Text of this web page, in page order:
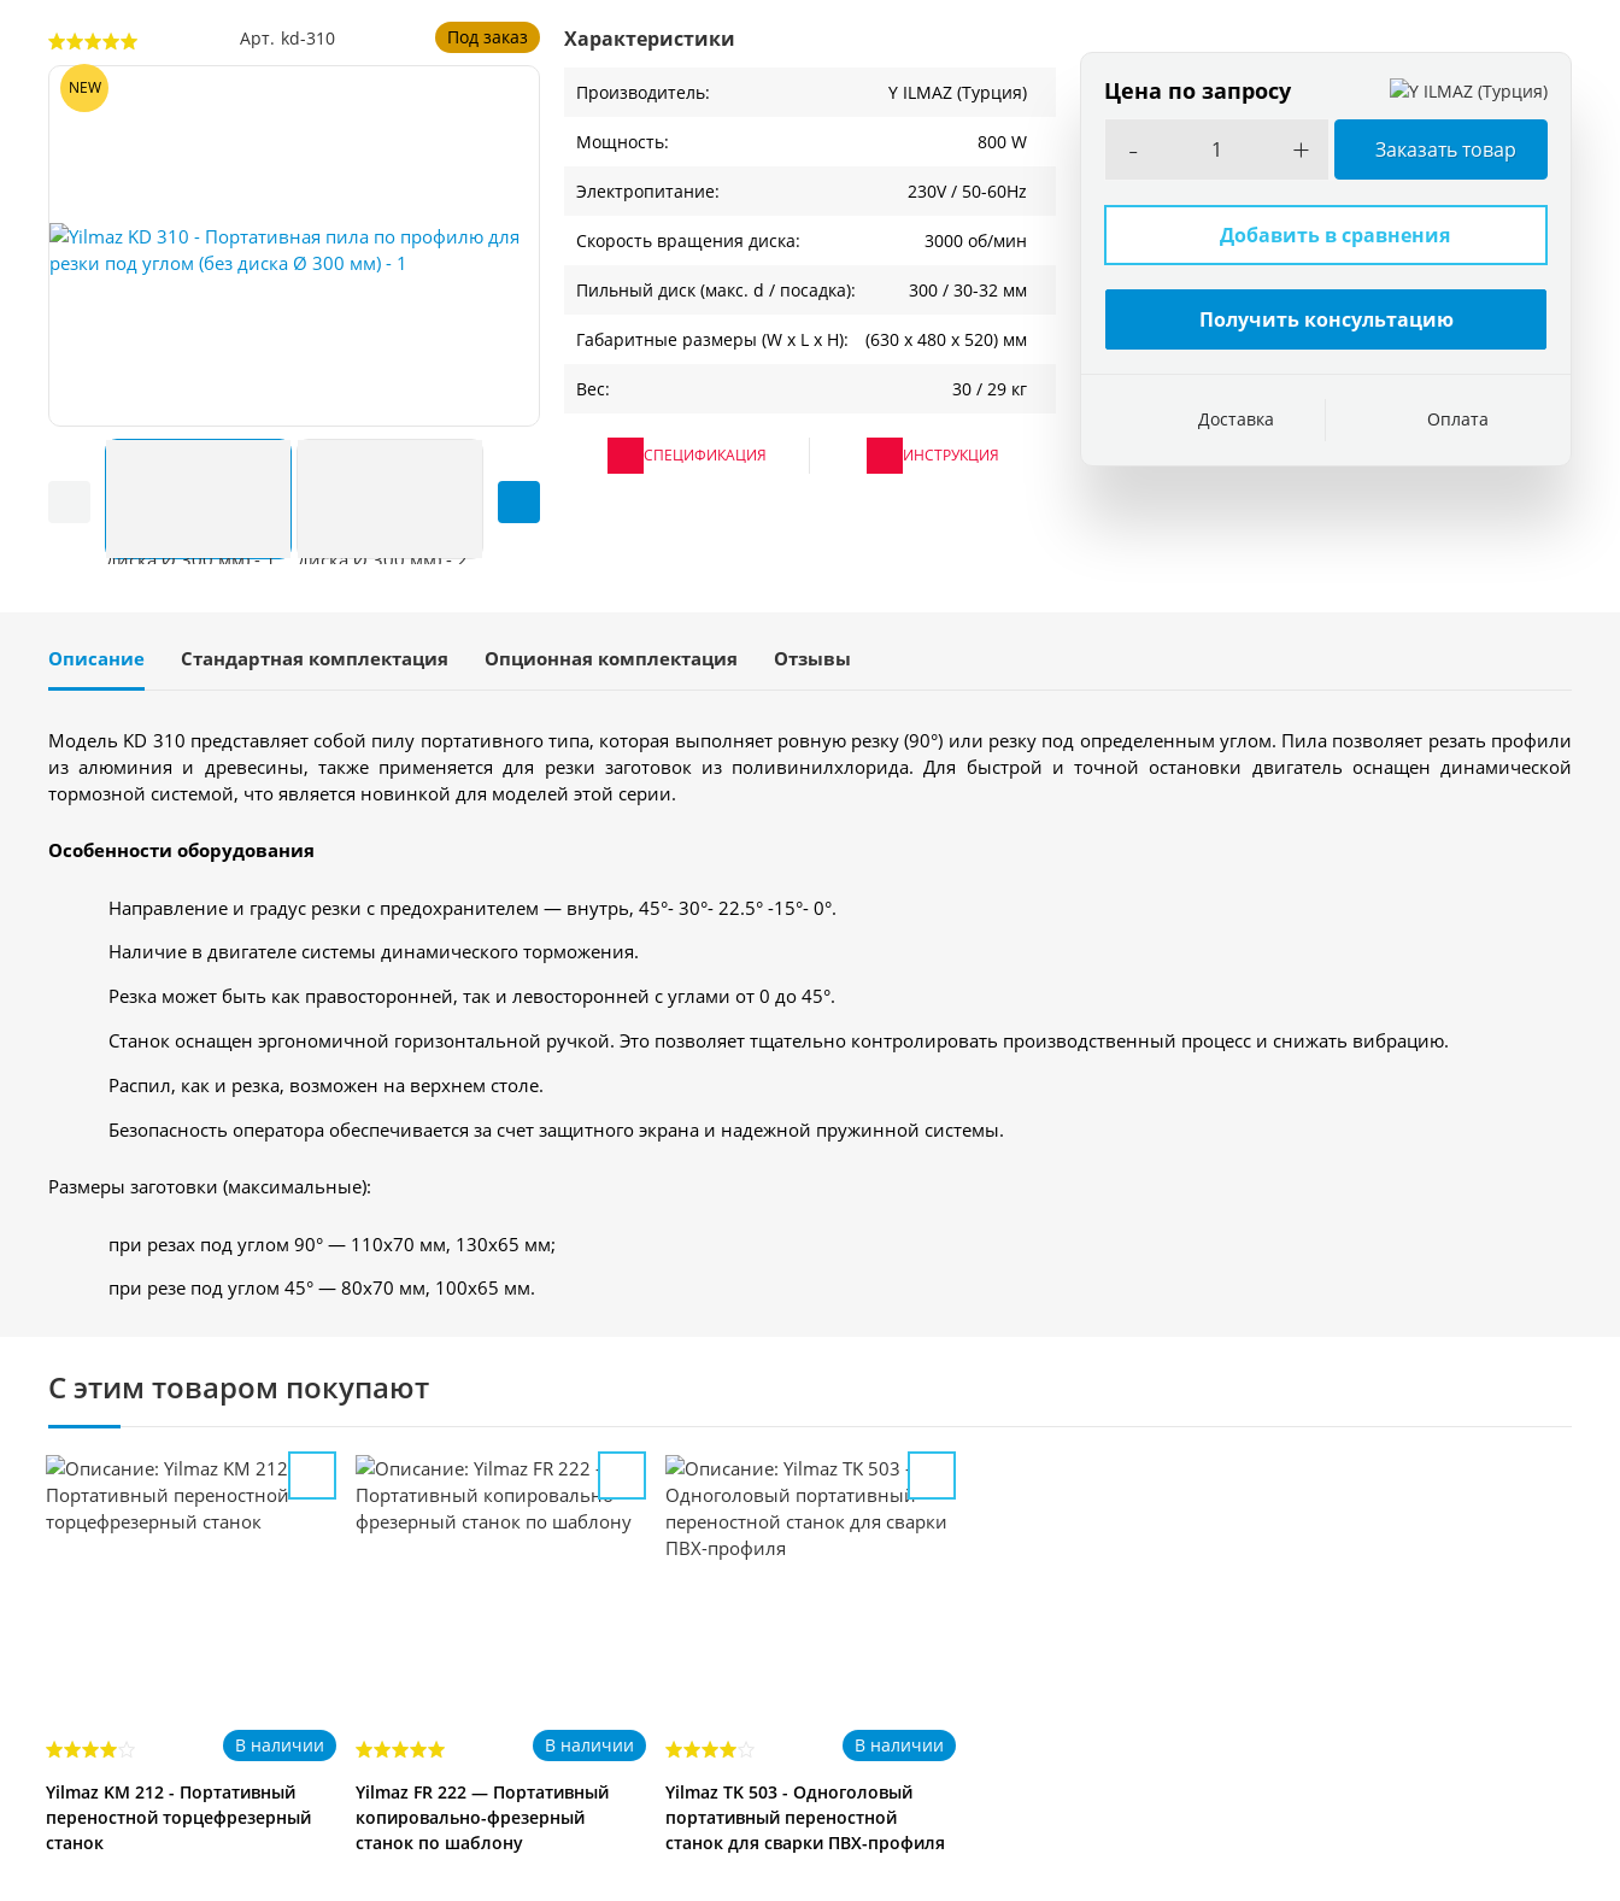
Арт. kd-310 Под заказ
NEW
Характеристики
Производитель: Y ILMAZ (Турция)
Мощность: 800 W
Электропитание: 230V / 50-60Hz
Скорость вращения диска: 3000 об/мин
Пильный диск (макс. d / посадка): 300 / 30-32 мм
Габаритные размеры (W x L x H): (630 х 480 х 520) мм
Вес: 30 / 29 кг
СПЕЦИФИКАЦИЯ ИНСТРУКЦИЯ
Цена по запросу
- + Заказать товар
Добавить в сравнения
Получить консультацию
Доставка Оплата
Описание Стандартная комплектация Опционная комплектация Отзывы
Модель KD 310 представляет собой пилу портативного типа, которая выполняет ровную резку (90°) или резку под определенным углом. Пила позволяет резать профили
из алюминия и древесины, также применяется для резки заготовок из поливинилхлорида. Для быстрой и точной остановки двигатель оснащен динамической
тормозной системой, что является новинкой для моделей этой серии.
Особенности оборудования
Направление и градус резки с предохранителем — внутрь, 45°- 30°- 22.5° -15°- 0°.
Наличие в двигателе системы динамического торможения.
Резка может быть как правосторонней, так и левосторонней с углами от 0 до 45°.
Станок оснащен эргономичной горизонтальной ручкой. Это позволяет тщательно контролировать производственный процесс и снижать вибрацию.
Распил, как и резка, возможен на верхнем столе.
Безопасность оператора обеспечивается за счет защитного экрана и надежной пружинной системы.
Размеры заготовки (максимальные):
при резах под углом 90° — 110х70 мм, 130х65 мм;
при резе под углом 45° — 80х70 мм, 100х65 мм.
С этим товаром покупают
В наличии
Yilmaz KM 212 - Портативный
переностной торцефрезерный
станок
В наличии
Yilmaz FR 222 — Портативный
копировально-фрезерный
станок по шаблону
В наличии
Yilmaz TK 503 - Одноголовый
портативный переностной
станок для сварки ПВХ-профиля